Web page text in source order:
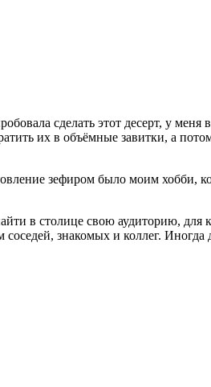
сделать этот десерт, у
их в объёмные завитки, а
зефиром было моим хобби,
в столице свою аудиторию, для
знакомых и коллег. Иногда